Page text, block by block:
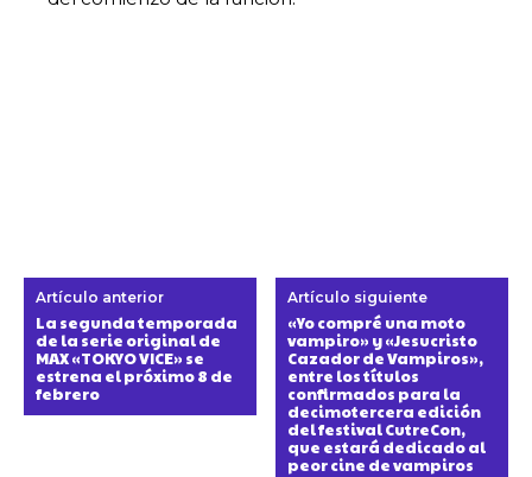
Artículo anterior
La segunda temporada
de la serie original de
MAX «TOKYO VICE» se
estrena el próximo 8 de
febrero
Artículo siguiente
«Yo compré una moto
vampiro» y «Jesucristo
Cazador de Vampiros»,
entre los títulos
confirmados para la
decimotercera edición
del festival CutreCon,
que estará dedicado al
peor cine de vampiros